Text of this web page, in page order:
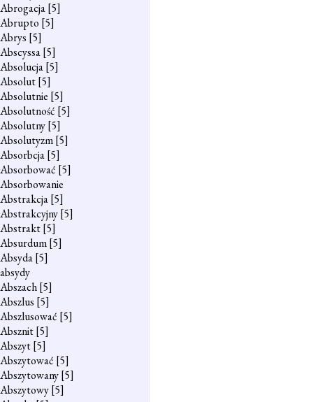
Abrogacja[5]
Abrupto [5]
Abrys [5]
Abscyssa[5]
Absolucja[5]
Absolut[5]
Absolutnie [5]
Absolutność [5]
Absolutny[5]
Absolutyzm[5]
Absorbcja[5]
Absorbować [5]
Absorbowanie
Abstrakcja[5]
Abstrakcyjny[5]
Abstrakt[5]
Absurdum[5]
Absyda[5]
absydy
Abszach[5]
Abszlus [5]
Abszlusować [5]
Absznit[5]
Abszyt[5]
Abszytować [5]
Abszytowany[5]
Abszytowy[5]